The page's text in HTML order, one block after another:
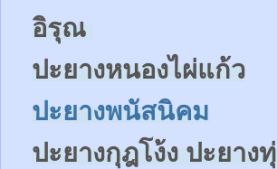
อิรุณ
ปะยางหนองไผ่แก้ว
ปะยางพนัสนิคม
ปะยางกุฎโง้ง ปะยา